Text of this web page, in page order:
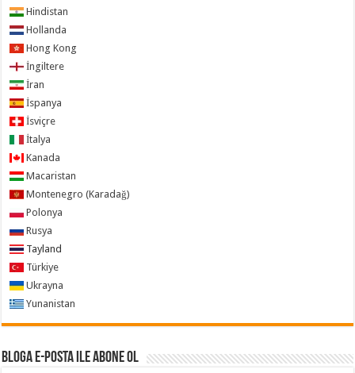
Hindistan
Hollanda
Hong Kong
İngiltere
İran
İspanya
İsviçre
İtalya
Kanada
Macaristan
Montenegro (Karadağ)
Polonya
Rusya
Tayland
Türkiye
Ukrayna
Yunanistan
Bloga e-posta ile abone ol